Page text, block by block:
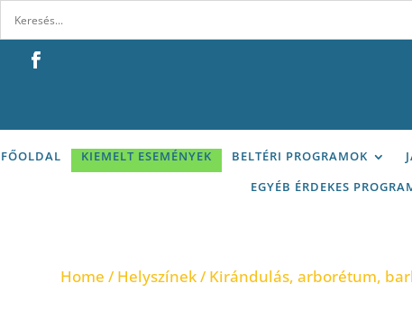
FŐOLDAL KIEMELT ESEMÉNYEK BELTÉRI PROGRAMOK
EGYÉB ÉRDEKES
Home /Helyszínek/Kirándulás, arborétum,